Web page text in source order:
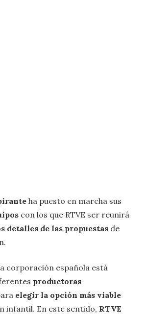
ha puesto en marcha sus
con los que RTVE ser reunirá
detalles de las propuestas de
corporación española está
productoras
elegir la opción más viable
infantil. En este sentido, RTVE